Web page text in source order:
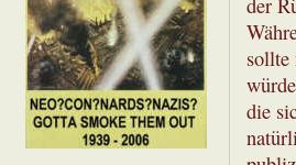
der
sollte
die